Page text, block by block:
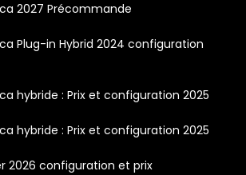
2027 Précommande
Plug-in Hybrid 2024 configuration
hybride : Prix et configuration 2025
hybride : Prix et configuration 2025
2026 configuration et prix